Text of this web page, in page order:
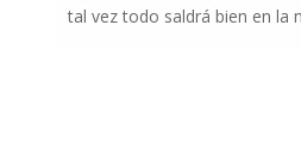
tal vez todo saldrá bien en la